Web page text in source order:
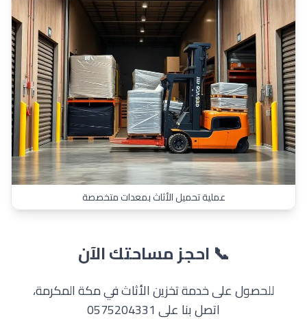
عملية تحميل الأثاث بمعدات متخصصة
📞 احجز مساحتك الآن
للحصول على خدمة تخزين الأثاث في مكة المكرمة،
اتصل بنا على 0575204331